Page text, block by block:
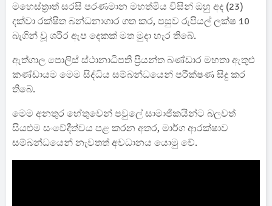
මහෙස්ත්‍රාත් සරසි පරණමාන මහත්මිය විසින් ඔහු අද (23)
දක්වා රක්ෂිත බන්ධනාගාර ගත කර, පසුව රුපියල් ලක්ෂ 10
බැගින් වූ ශරීර ඇප දෙකක් මත මුදා හැර තිබේ.
ඇත්ගාල පොලිස් ස්ථානාධිපති ප්‍රියන්ත බණ්ඩාර මහතා ඇතුළු
කණ්ඩායම මෙම සිද්ධිය සම්බන්ධයෙන් පරීක්ෂණ සිදු කර
තිබේ.
මෙම අනතුර හේතුවෙන් පවුලේ සාමාජිකයින්ට බලවත්
සියළුම සංවේදීත්වය පළ කරන අතර, මාර්ග ආරක්ෂාව
සම්බන්ධයෙන් නැවතත් අවධානය යොමු වේ.